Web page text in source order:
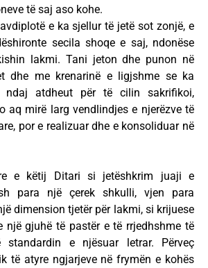
të saj aso kohe.
e ka sjellur të jetë sot zonjë, e
secila shoqe e saj, ndonëse
lakmi. Tani jeton dhe punon në
dhe me krenarinë e ligjshme se ka
ndaj atdheut për të cilin sakrifikoi,
aq mirë larg vendlindjes e njerëzve të
por e realizuar dhe e konsoliduar në
e këtij Ditari si jetëshkrim juaji e
para një çerek shkulli, vjen para
dimension tjetër për lakmi, si krijuese
një gjuhë të pastër e të rrjedhshme të
standardin e njësuar letrar. Përveç
të atyre ngjarjeve në frymën e kohës